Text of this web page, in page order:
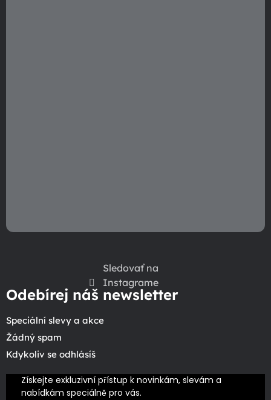
Sledovať na
Instagrame
Odebírej náš newsletter
Speciální slevy a akce
Žádný spam
Kdykoliv se odhlásíš
Získejte exkluzivní přístup k novinkám, slevám a
nabídkám speciálně pro vás.